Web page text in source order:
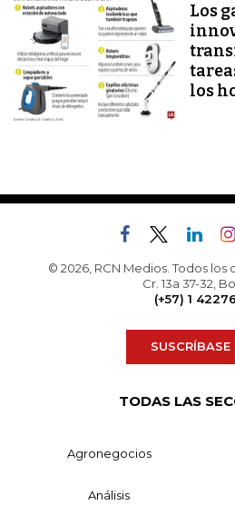
Los
los
© 2026, RCN Medios. Todos los
Cr. 13a 37-32,
(+57) 1
SUSCRÍBASE
TODAS LAS
Agronegocios
Análisis